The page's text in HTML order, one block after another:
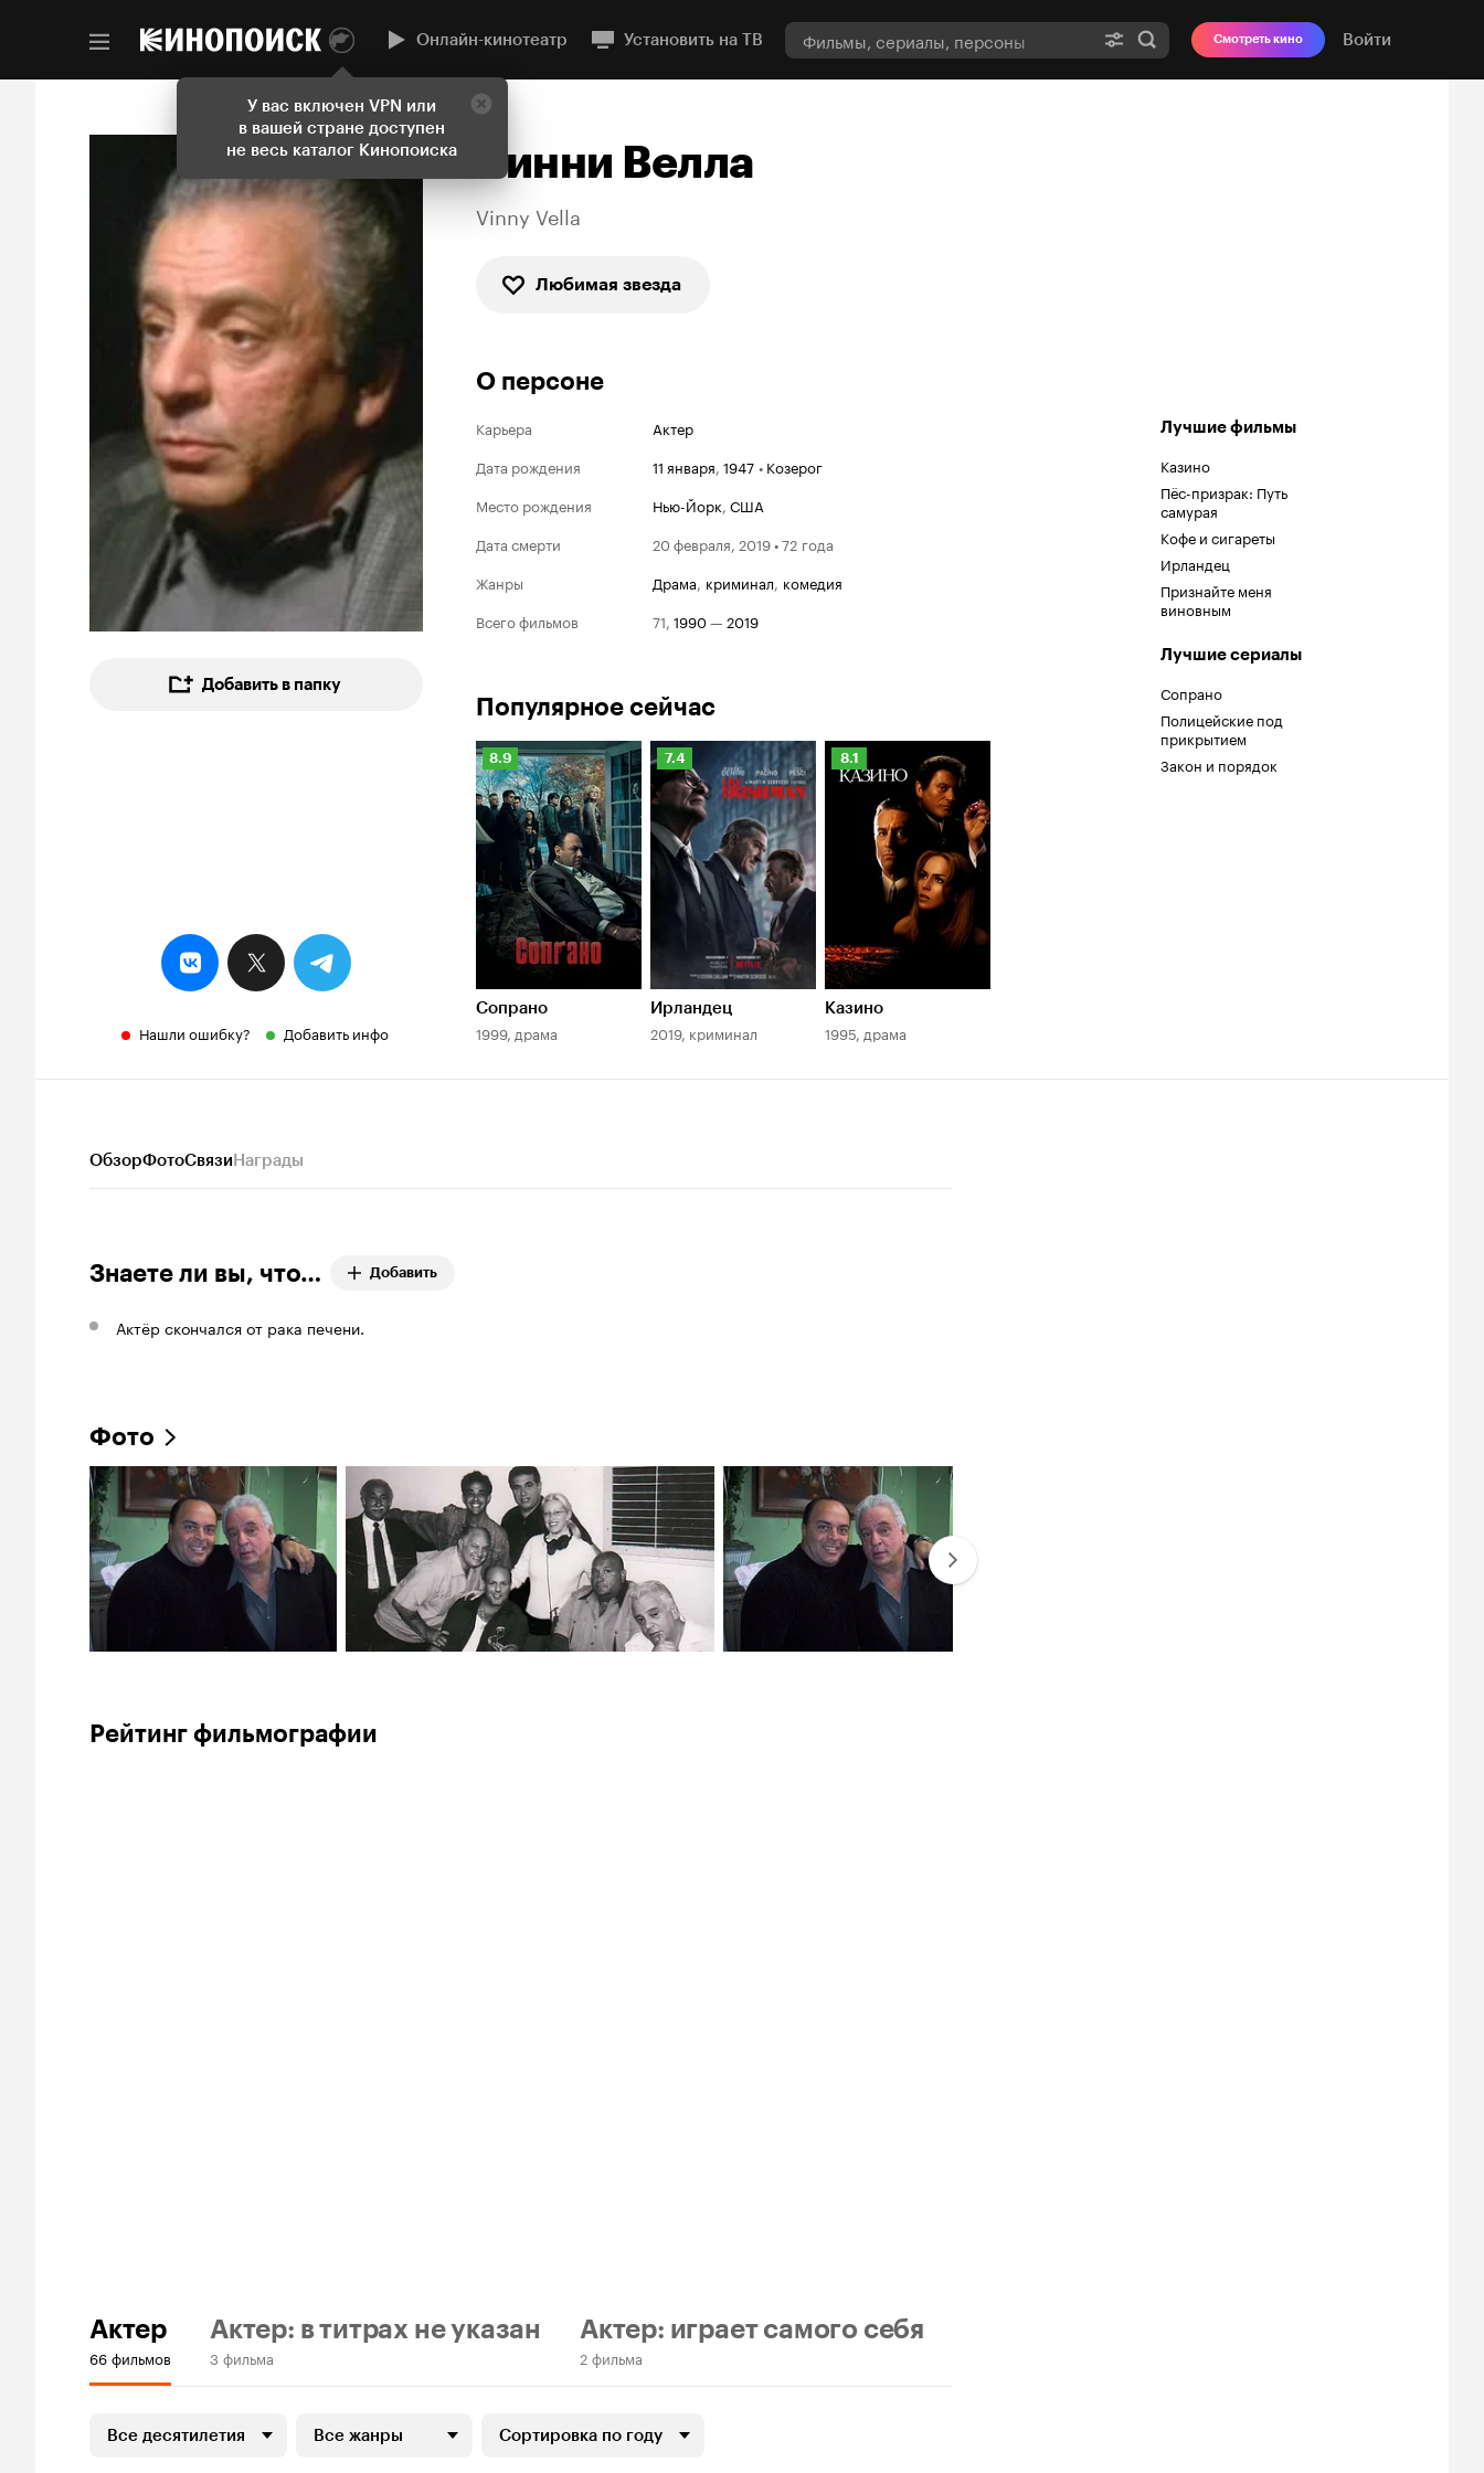
У вас включен VPN или
в вашей стране доступен
не весь каталог Кинопоиска
Онлайн-кинотеатр Установить на ТВ Смотреть кино Войти
Добавить в папку
Нашли ошибку? Добавить инфо
Винни Велла
Vinny Vella
Любимая звезда
О персоне
Карьера
Актер
Дата рождения
11 января, 1947 • Козерог
Место рождения
Нью-Йорк, США
Дата смерти
20 февраля, 2019 • 72 года
Жанры
драма, криминал, комедия
Всего фильмов
71, 1990— 2019
Лучшие фильмы
Казино
Пёс-призрак: Путь
самурая
Кофе и сигареты
Ирландец
Признайте меня
виновным
Лучшие сериалы
Сопрано
Полицейские под
прикрытием
Закон и порядок
Популярное сейчас
Рейтинг
Кинопоиска
8.9
8.9
Сопрано
1999, драма
Рейтинг
Кинопоиска
7.4
7.4
Ирландец
2019, криминал
Рейтинг
Кинопоиска
8.1
Казино
1995, драма
ОбзорФотоСвязиНаграды
Знаете ли вы, что… Добавить
Актёр скончался от рака печени.
Фото
Рейтинг фильмографии
Актер
66 фильмов
Актер: в титрах не указан
3 фильма
Актер: играет самого себя
2 фильма
Все десятилетия Все жанры Сортировка по году